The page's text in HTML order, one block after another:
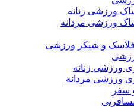
ورزشی زنانه
ورزشی مردانه
و شیکر ورزشی
ورزشی زنانه
ورزشی مردانه
سفر